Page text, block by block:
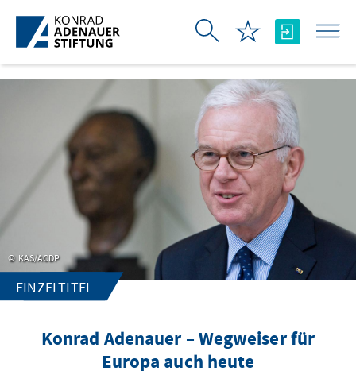
Zum Hauptinhalt springen
KAS/ACDP
EINZELTITEL
Konrad Adenauer – Wegweiser für
Europa auch heute